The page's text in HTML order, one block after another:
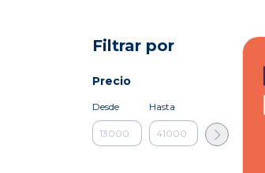
Filtrar por
Precio
Desde Hasta